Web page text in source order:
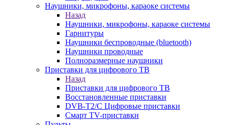
Наушники, микрофоны, караоке системы
Назад
Наушники, микрофоны, караоке системы
Гарнитуры
Наушники беспроводные (bluetooth)
Наушники проводные
Полноразмерные наушники
Приставки для цифрового ТВ
Назад
Приставки для цифрового ТВ
Восстановленные приставки
DVB-T2/C Цифровые приставки
Смарт ТV-приставки